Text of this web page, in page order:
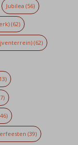
Jubilea (56)
(62)
(62)
(39)